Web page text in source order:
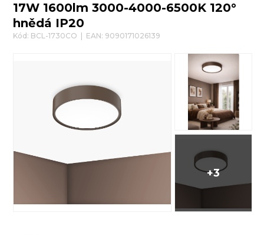
17W 1600lm 3000-4000-6500K 120°
hnědá IP20
Kód: BCL-1730CO | EAN: 9090171026139
+3